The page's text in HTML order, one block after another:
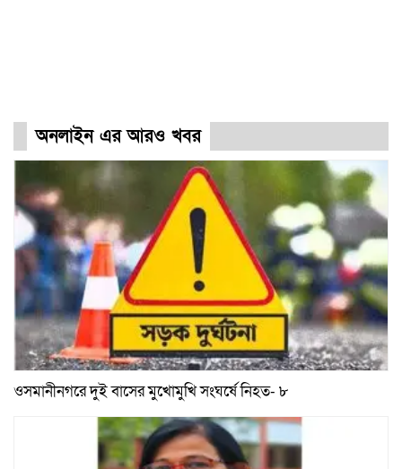
অনলাইন এর আরও খবর
ওসমানীনগরে দুই বাসের মুখোমুখি সংঘর্ষে নিহত- ৮